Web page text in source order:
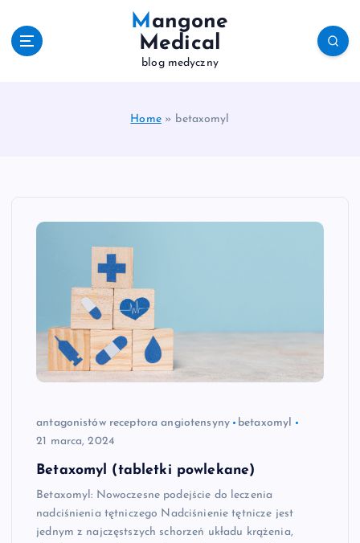
Mangone
Medical
blog medyczny
Home» betaxomyl
antagonistów receptora angiotensyny
betaxomyl
21 marca, 2024
Betaxomyl (tabletki powlekane)
Betaxomyl: Nowoczesne podejście do leczenia
nadciśnienia tętniczego Nadciśnienie tętnicze jest
jednym z najczęstszych schorzeń układu krążenia,